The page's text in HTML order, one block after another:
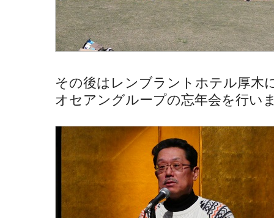
その後はレンブラントホテル厚木
オセアングループの忘年会を行い